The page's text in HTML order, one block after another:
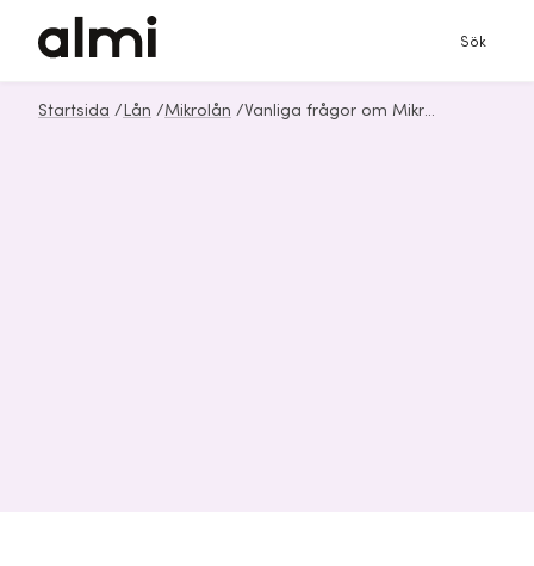
Sök
Startsida / Lån /Mikrolån / Vanliga frågor om Mikrolån från Almi